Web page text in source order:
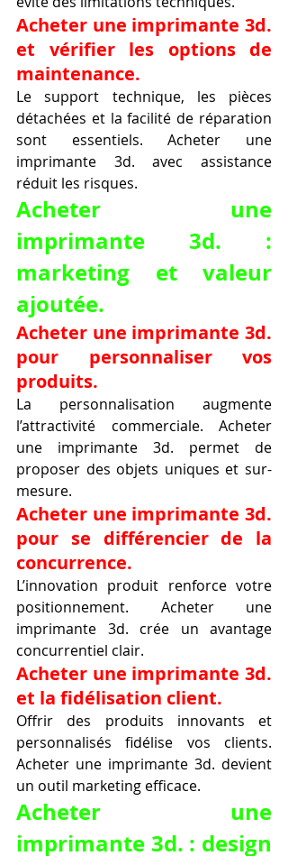
Acheter une imprimante 3d.
et vérifier les options de
maintenance.
Le support technique, les pièces
détachées et la facilité de réparation
sont essentiels. Acheter une
imprimante 3d. avec assistance
réduit les risques.
Acheter une
imprimante 3d. :
marketing et valeur
ajoutée.
Acheter une imprimante 3d.
pour personnaliser vos
produits.
La personnalisation augmente
l’attractivité commerciale. Acheter
une imprimante 3d. permet de
proposer des objets uniques et sur-
mesure.
Acheter une imprimante 3d.
pour se différencier de la
concurrence.
L’innovation produit renforce votre
positionnement. Acheter une
imprimante 3d. crée un avantage
concurrentiel clair.
Acheter une imprimante 3d.
et la fidélisation client.
Offrir des produits innovants et
personnalisés fidélise vos clients.
Acheter une imprimante 3d. devient
un outil marketing efficace.
Acheter une
imprimante 3d. : design